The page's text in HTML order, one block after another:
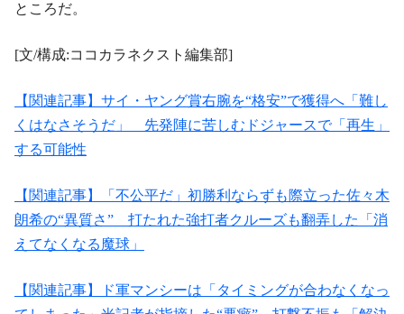
ところだ。
[文/構成:ココカラネクスト編集部]
【関連記事】サイ・ヤング賞右腕を“格安”で獲得へ「難し
くはなさそうだ」 先発陣に苦しむドジャースで「再生」
する可能性
【関連記事】「不公平だ」初勝利ならずも際立った佐々木
朗希の“異質さ” 打たれた強打者クルーズも翻弄した「消
えてなくなる魔球」
【関連記事】ド軍マンシーは「タイミングが合わなくなっ